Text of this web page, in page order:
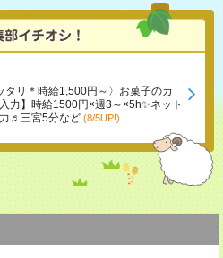
タリ＊時給1,500円～〉お菓子のカ
力】時給1500円×週3～×5h✨ネット
♬三宮5分など (8/5UP!)